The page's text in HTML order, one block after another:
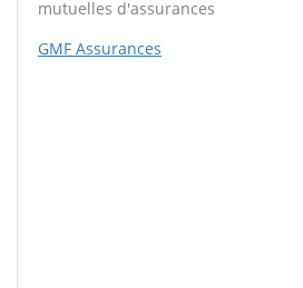
mutuelles d'assurances
GMF Assurances